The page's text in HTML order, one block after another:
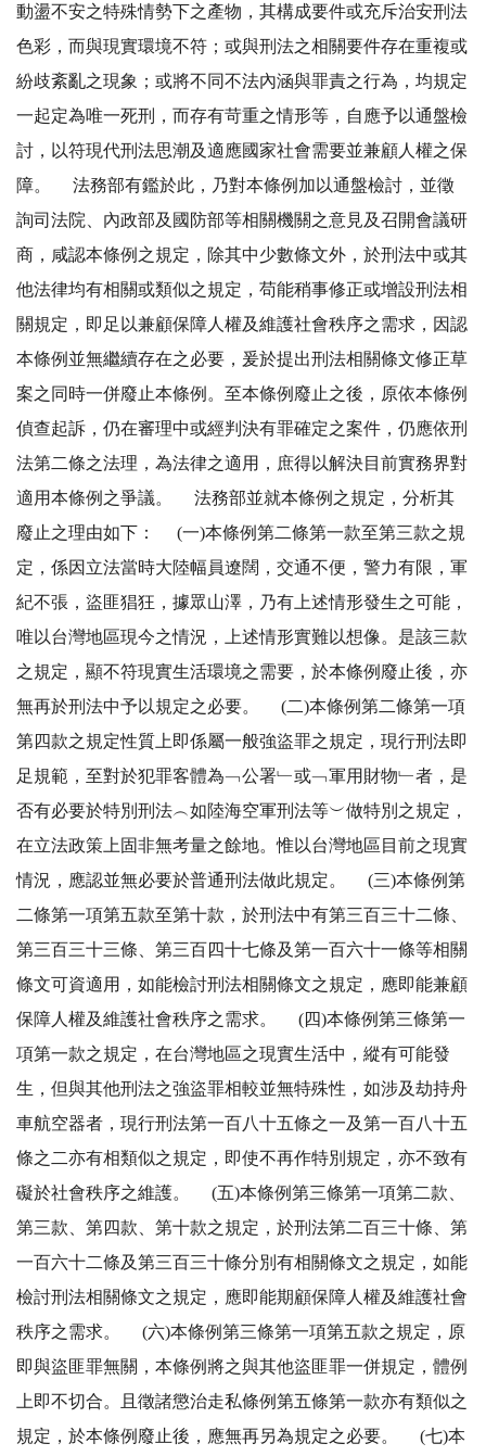
動盪不安之特殊情勢下之產物，其構成要件或充斥治安刑法
色彩，而與現實環境不符；或與刑法之相關要件存在重複或
紛歧紊亂之現象；或將不同不法內涵與罪責之行為，均規定
一起定為唯一死刑，而存有苛重之情形等，自應予以通盤檢
討，以符現代刑法思潮及適應國家社會需要並兼顧人權之保
障。 法務部有鑑於此，乃對本條例加以通盤檢討，並徵
詢司法院、內政部及國防部等相關機關之意見及召開會議研
商，咸認本條例之規定，除其中少數條文外，於刑法中或其
他法律均有相關或類似之規定，苟能稍事修正或增設刑法相
關規定，即足以兼顧保障人權及維護社會秩序之需求，因認
本條例並無繼續存在之必要，爰於提出刑法相關條文修正草
案之同時一併廢止本條例。至本條例廢止之後，原依本條例
偵查起訴，仍在審理中或經判決有罪確定之案件，仍應依刑
法第二條之法理，為法律之適用，庶得以解決目前實務界對
適用本條例之爭議。 法務部並就本條例之規定，分析其
廢止之理由如下： (一)本條例第二條第一款至第三款之規
定，係因立法當時大陸幅員遼闊，交通不便，警力有限，軍
紀不張，盜匪猖狂，據眾山澤，乃有上述情形發生之可能，
唯以台灣地區現今之情況，上述情形實難以想像。是該三款
之規定，顯不符現實生活環境之需要，於本條例廢止後，亦
無再於刑法中予以規定之必要。 (二)本條例第二條第一項
第四款之規定性質上即係屬一般強盜罪之規定，現行刑法即
足規範，至對於犯罪客體為﹁公署﹂或﹁軍用財物﹂者，是
否有必要於特別刑法︵如陸海空軍刑法等︶做特別之規定，
在立法政策上固非無考量之餘地。惟以台灣地區目前之現實
情況，應認並無必要於普通刑法做此規定。 (三)本條例第
二條第一項第五款至第十款，於刑法中有第三百三十二條、
第三百三十三條、第三百四十七條及第一百六十一條等相關
條文可資適用，如能檢討刑法相關條文之規定，應即能兼顧
保障人權及維護社會秩序之需求。 (四)本條例第三條第一
項第一款之規定，在台灣地區之現實生活中，縱有可能發
生，但與其他刑法之強盜罪相較並無特殊性，如涉及劫持舟
車航空器者，現行刑法第一百八十五條之一及第一百八十五
條之二亦有相類似之規定，即使不再作特別規定，亦不致有
礙於社會秩序之維護。 (五)本條例第三條第一項第二款、
第三款、第四款、第十款之規定，於刑法第二百三十條、第
一百六十二條及第三百三十條分別有相關條文之規定，如能
檢討刑法相關條文之規定，應即能期顧保障人權及維護社會
秩序之需求。 (六)本條例第三條第一項第五款之規定，原
即與盜匪罪無關，本條例將之與其他盜匪罪一併規定，體例
上即不切合。且徵諸懲治走私條例第五條第一款亦有類似之
規定，於本條例廢止後，應無再另為規定之必要。 (七)本